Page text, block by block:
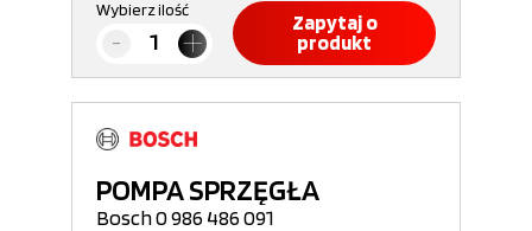
Wybierz ilość
Zapytaj o
produkt
POMPA SPRZĘGŁA
Bosch 0 986 486 091